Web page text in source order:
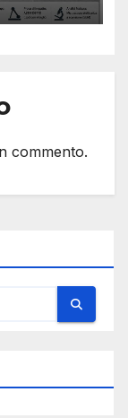
commento.